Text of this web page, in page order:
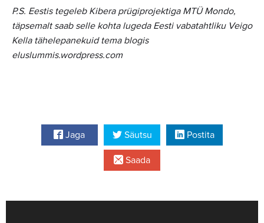
P.S. Eestis tegeleb Kibera prügiprojektiga MTÜ Mondo,
täpsemalt saab selle kohta lugeda Eesti vabatahtliku Veigo
Kella tähelepanekuid tema blogis
eluslummis.wordpress.com
Jaga Säutsu Postita
Saada